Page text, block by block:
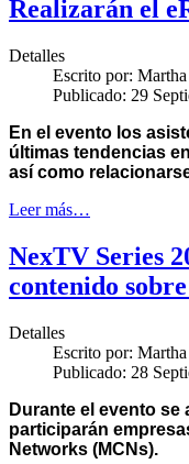
Realizarán el
Detalles
Escrito por:
Publicado: 29
En el evento los
últimas tendencias
así como
Leer más…
NexTV Series
contenido
Detalles
Escrito por:
Publicado: 28
Durante el evento se
participarán
Networks (MCNs).